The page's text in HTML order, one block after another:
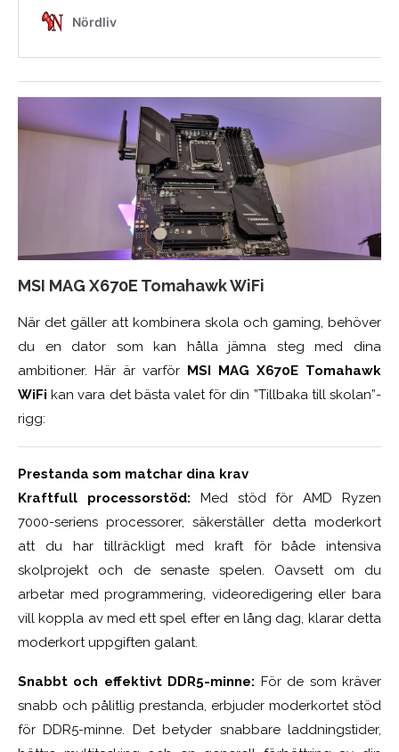
MSI MAG X670E Tomahawk WiFi
När det gäller att kombinera skola och gaming, behöver
du en dator som kan hålla jämna steg med dina
ambitioner. Här är varför MSI MAG X670E Tomahawk
WiFi kan vara det bästa valet för din ”Tillbaka till skolan”-
rigg:
Prestanda som matchar dina krav
Kraftfull processorstöd: Med stöd för AMD Ryzen
7000-seriens processorer, säkerställer detta moderkort
att du har tillräckligt med kraft för både intensiva
skolprojekt och de senaste spelen. Oavsett om du
arbetar med programmering, videoredigering eller bara
vill koppla av med ett spel efter en lång dag, klarar detta
moderkort uppgiften galant.
Snabbt och effektivt DDR5-minne: För de som kräver
snabb och pålitlig prestanda, erbjuder moderkortet stöd
för DDR5-minne. Det betyder snabbare laddningstider,